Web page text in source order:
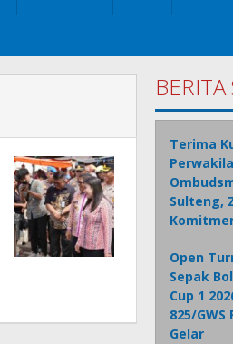
Terima
Sulteng,
Open
Sepak
Cup 1
825/GWS
Gelar